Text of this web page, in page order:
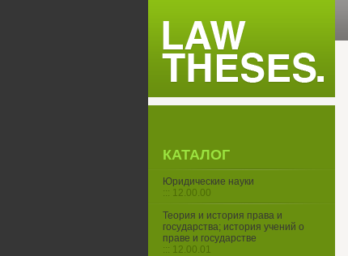
КАТАЛОГ
Юридические науки
::: 12.00.00
Теория и история права и
государства; история учений о
праве и государстве
::: 12.00.01